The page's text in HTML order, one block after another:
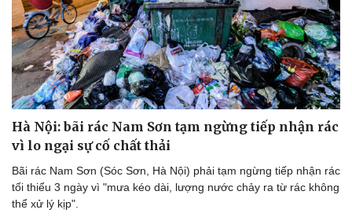
Hà Nội: bãi rác Nam Sơn tạm ngừng tiếp nhận rác
vì lo ngại sự cố chất thải
Bãi rác Nam Sơn (Sóc Sơn, Hà Nội) phải tạm ngừng tiếp nhận rác
tối thiểu 3 ngày vì "mưa kéo dài, lượng nước chảy ra từ rác không
thể xử lý kịp".